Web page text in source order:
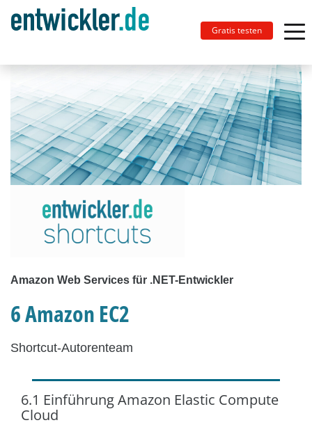
Gratis testen
Amazon Web Services für .NET-Entwickler
6 Amazon EC2
Shortcut-Autorenteam
6.1 Einführung Amazon Elastic Compute
Cloud